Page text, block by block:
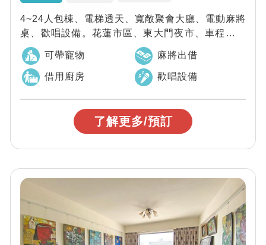
4~24人包棟、電梯透天、寬敞聚會大廳、電動麻將
桌、歡唱設備。花蓮市區、東大門夜市、車程均不
超過15分鐘。
可帶寵物 麻將出借
借用廚房 歡唱設備
了解更多/預訂